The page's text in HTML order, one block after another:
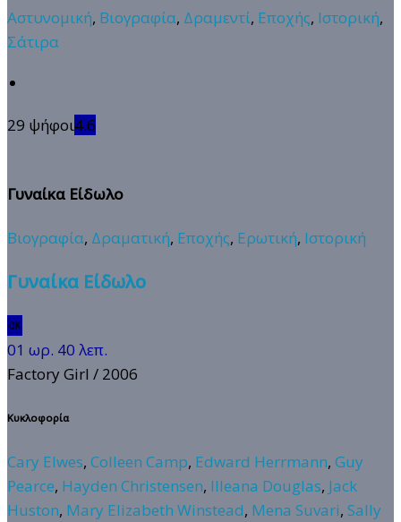
Αστυνομική, Βιογραφία, Δραμεντί, Εποχής, Ιστορική,
Σάτιρα
29 ψήφοι4.6
Γυναίκα Είδωλο
Βιογραφία, Δραματική, Εποχής, Ερωτική, Ιστορική
Γυναίκα Είδωλο
🆗
01 ωρ. 40 λεπ.
Factory Girl / 2006
Κυκλοφορία
Cary Elwes, Colleen Camp, Edward Herrmann, Guy
Pearce, Hayden Christensen, Illeana Douglas, Jack
Huston, Mary Elizabeth Winstead, Mena Suvari, Sally